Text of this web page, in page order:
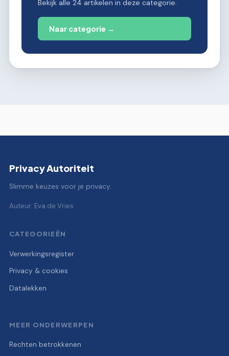
Bekijk alle 24 artikelen in deze categorie.
Naar categorie →
Privacy Autoriteit
Slimme keuzes voor je privacy.
Auteur: Eva de Vries
CATEGORIEËN
Verwerkingsregister
Privacy & cookies
Datalekken
MEER ONDERWERPEN
Rechten betrokkenen